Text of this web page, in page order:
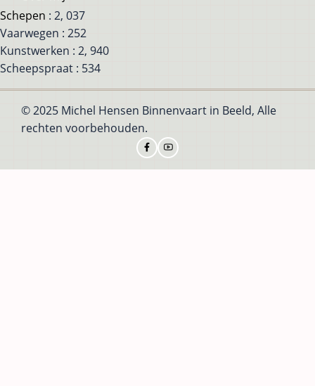
Schepen : 2, 037
Vaarwegen : 252
Kunstwerken : 2, 940
Scheepspraat : 534
© 2025 Michel Hensen Binnenvaart in Beeld, Alle
rechten voorbehouden.